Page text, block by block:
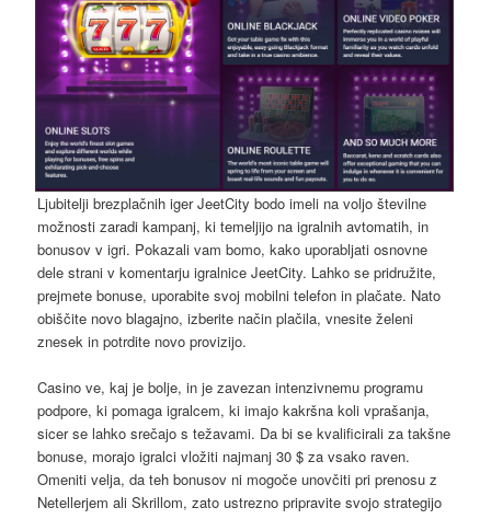
Ljubitelji brezplačnih iger JeetCity bodo imeli na voljo številne
možnosti zaradi kampanj, ki temeljijo na igralnih avtomatih, in
bonusov v igri. Pokazali vam bomo, kako uporabljati osnovne
dele strani v komentarju igralnice JeetCity. Lahko se pridružite,
prejmete bonuse, uporabite svoj mobilni telefon in plačate. Nato
obiščite novo blagajno, izberite način plačila, vnesite želeni
znesek in potrdite novo provizijo.
Casino ve, kaj je bolje, in je zavezan intenzivnemu programu
podpore, ki pomaga igralcem, ki imajo kakršna koli vprašanja,
sicer se lahko srečajo s težavami. Da bi se kvalificirali za takšne
bonuse, morajo igralci vložiti najmanj 30 $ za vsako raven.
Omeniti velja, da teh bonusov ni mogoče unovčiti pri prenosu z
Netellerjem ali Skrillom, zato ustrezno pripravite svojo strategijo